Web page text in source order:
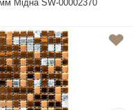
Мідна SW-00002370